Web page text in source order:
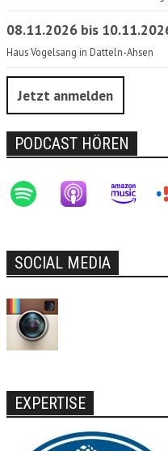
08.11.2026 bis
Haus Vogelsang in Datteln-Ahsen
Jetzt anmelden
PODCAST HÖREN
SOCIAL MEDIA
EXPERTISE